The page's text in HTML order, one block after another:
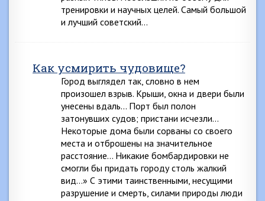
тренировки и научных целей. Самый большой
и лучший советский…
Как усмирить чудовище?
Город выглядел так, словно в нем
произошел взрыв. Крыши, окна и двери были
унесены вдаль… Порт был полон
затонувших судов; пристани исчезли…
Некоторые дома были сорваны со своего
места и отброшены на значительное
расстояние… Никакие бомбардировки не
смогли бы придать городу столь жалкий
вид…» С этими таинственными, несущими
разрушение и смерть, силами природы люди